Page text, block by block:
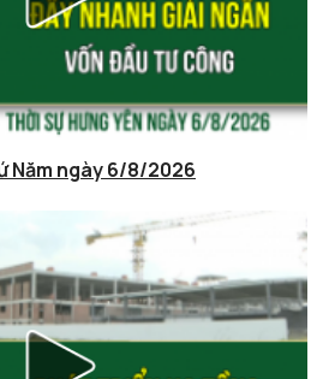
Năm ngày 6/8/2026